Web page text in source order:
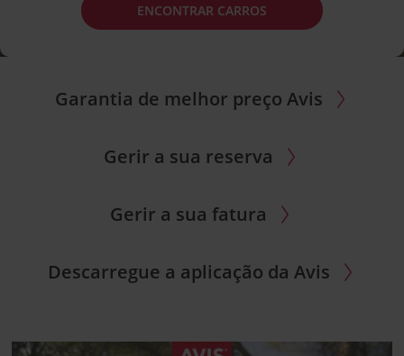
ENCONTRAR CARROS
Garantia de melhor preço Avis
Gerir a sua reserva
Gerir a sua fatura
Descarregue a aplicação da Avis